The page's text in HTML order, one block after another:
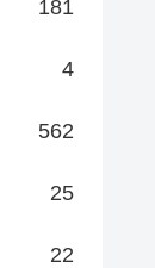
181
4
562
25
22